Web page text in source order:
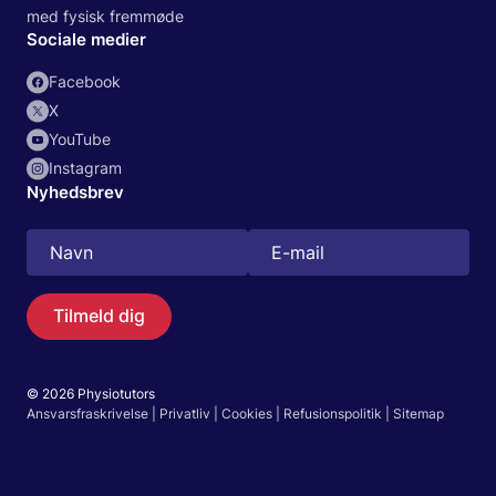
Søg
med fysisk fremmøde
Sociale medier
Facebook
X
YouTube
Instagram
Nyhedsbrev
Tilmeld dig
© 2026 Physiotutors
Ansvarsfraskrivelse
Privatliv Cookies Refusionspolitik Sitemap